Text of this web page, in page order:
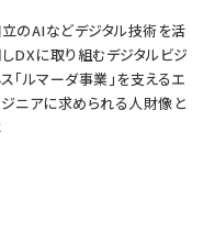
立のAIなどデジタル技術を活
DXに取り組むデジタルビジ
「ルマーダ事業」を支えるエ
ニアに求められる人財像と